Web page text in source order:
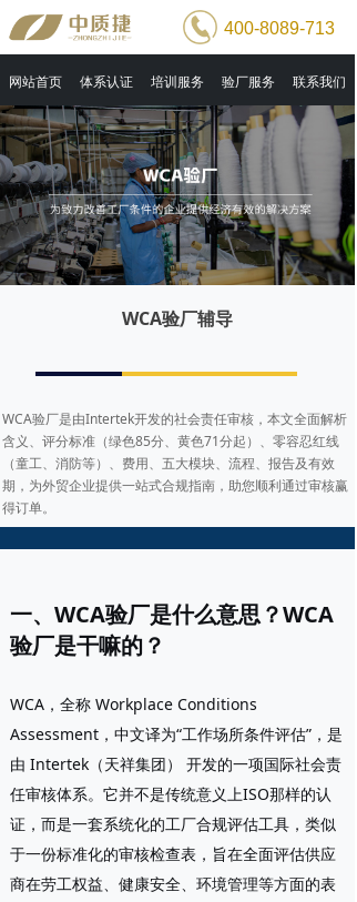
网站首页 体系认证 培训服务 验厂服务 联系我们
400-8089-713
WCA验厂辅导
WCA验厂是由Intertek开发的社会责任审核，本文全面解析
含义、评分标准（绿色85分、黄色71分起）、零容忍红线
（童工、消防等）、费用、五大模块、流程、报告及有效
期，为外贸企业提供一站式合规指南，助您顺利通过审核赢
得订单。
一、WCA验厂是什么意思？WCA
验厂是干嘛的？
WCA ，全称 Workplace Conditions
Assessment ，中文译为“工作场所条件评估”，是
由 Intertek（天祥集团）
开发的一项国际社会责
任审核体系。它并不是传统意义上ISO那样的认
证，而是一套系统化的工厂合规评估工具，类似
于一份标准化的审核检查表，旨在全面评估供应
商在劳工权益、健康安全、环境管理等方面的表